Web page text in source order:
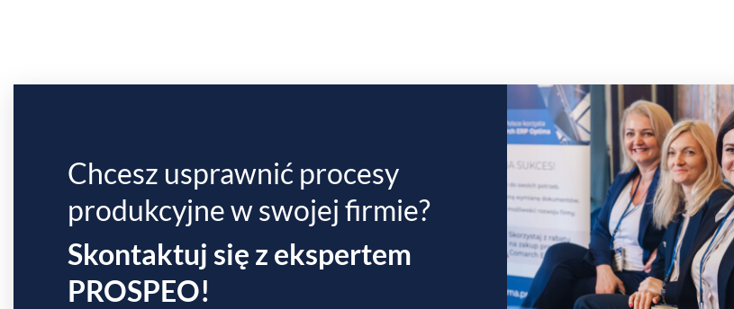
Chcesz usprawnić procesy
produkcyjne w swojej firmie?
Skontaktuj się z ekspertem
PROSPEO!